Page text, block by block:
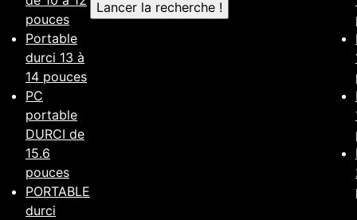
pouces
Portable
durci 13 à
14 pouces
PC
portable
DURCI de
15.6
pouces
PORTABLE
durci